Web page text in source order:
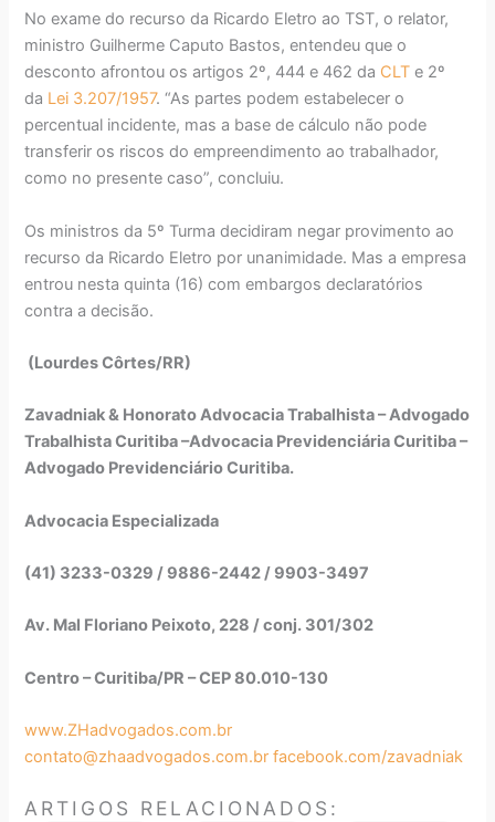
No exame do recurso da Ricardo Eletro ao TST, o relator,
ministro Guilherme Caputo Bastos, entendeu que o
desconto afrontou os artigos 2º, 444 e 462 da CLT e 2º
da Lei 3.207/1957. “As partes podem estabelecer o
percentual incidente, mas a base de cálculo não pode
transferir os riscos do empreendimento ao trabalhador,
como no presente caso”, concluiu.
Os ministros da 5º Turma decidiram negar provimento ao
recurso da Ricardo Eletro por unanimidade. Mas a empresa
entrou nesta quinta (16) com embargos declaratórios
contra a decisão.
(Lourdes Côrtes/RR)
Zavadniak & Honorato Advocacia Trabalhista – Advogado
Trabalhista Curitiba –Advocacia Previdenciária Curitiba –
Advogado Previdenciário Curitiba.
Advocacia Especializada
(41) 3233-0329 / 9886-2442 / 9903-3497
Av. Mal Floriano Peixoto, 228 / conj. 301/302
Centro – Curitiba/PR – CEP 80.010-130
www.ZHadvogados.com.br
contato@zhaadvogados.com.br facebook.com/zavadniak
ARTIGOS RELACIONADOS: